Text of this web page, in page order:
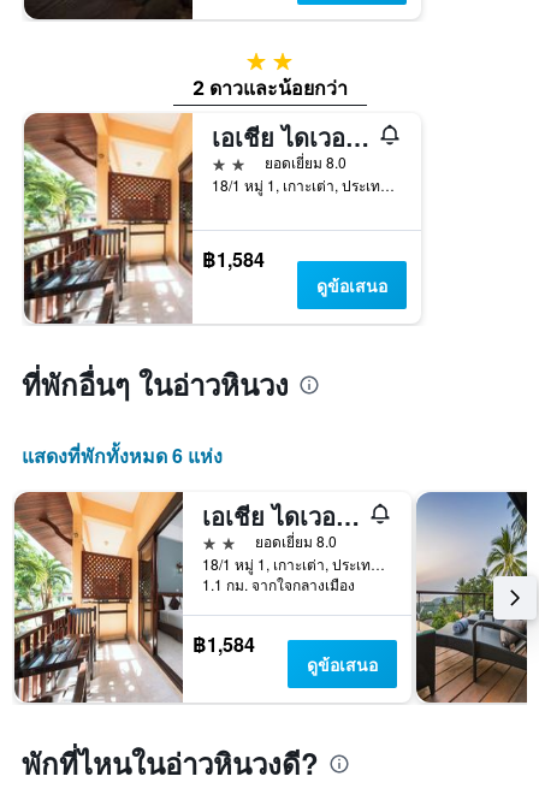
2 ดาว
2 ดาวและน้อยกว่า
เอเชีย ไดเวอร์ รีสอร์ท
2 ดาว
ยอดเยี่ยม 8.0
18/1 หมู่ 1, เกาะเต่า, ประเทศไทย
฿1,584
ดูข้อเสนอ
ที่พักอื่นๆ ในอ่าวหินวง
แสดงที่พักทั้งหมด 6 แห่ง
เอเชีย ไดเวอร์ รีสอร์ท
2 ดาว
ยอดเยี่ยม 8.0
18/1 หมู่ 1, เกาะเต่า, ประเทศไทย
1.1 กม. จากใจกลางเมือง
฿1,584
ดูข้อเสนอ
พักที่ไหนในอ่าวหินวงดี?